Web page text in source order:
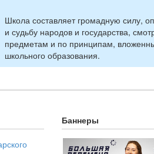
Школа составляет громадную силу,
и судьбу народов и государства,
предметам и по принципам,
школьного образования.
Баннеры